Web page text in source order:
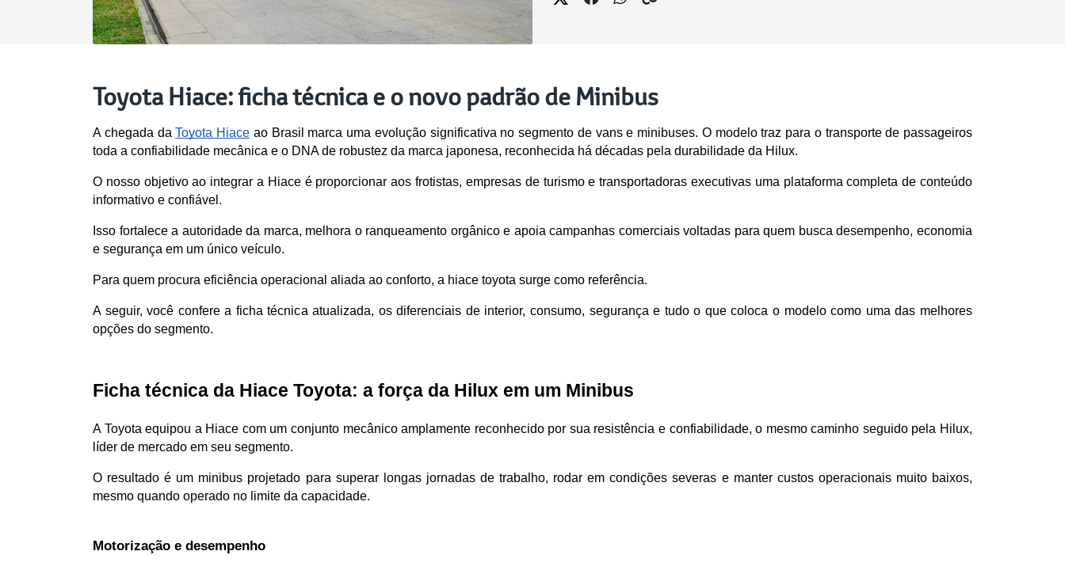
Toyota Hiace: ficha técnica e o novo padrão de Minibus
A chegada da Toyota Hiace ao Brasil marca uma evolução significativa no segmento de vans e minibuses. O modelo traz para o transporte de passageiros
toda a confiabilidade mecânica e o DNA de robustez da marca japonesa, reconhecida há décadas pela durabilidade da Hilux.
O nosso objetivo ao integrar a Hiace é proporcionar aos frotistas, empresas de turismo e transportadoras executivas uma plataforma completa de conteúdo
informativo e confiável.
Isso fortalece a autoridade da marca, melhora o ranqueamento orgânico e apoia campanhas comerciais voltadas para quem busca desempenho, economia
e segurança em um único veículo.
Para quem procura eficiência operacional aliada ao conforto, a hiace toyota surge como referência.
A seguir, você confere a ficha técnica atualizada, os diferenciais de interior, consumo, segurança e tudo o que coloca o modelo como uma das melhores
opções do segmento.
Ficha técnica da Hiace Toyota: a força da Hilux em um Minibus
A Toyota equipou a Hiace com um conjunto mecânico amplamente reconhecido por sua resistência e confiabilidade, o mesmo caminho seguido pela Hilux,
líder de mercado em seu segmento.
O resultado é um minibus projetado para superar longas jornadas de trabalho, rodar em condições severas e manter custos operacionais muito baixos,
mesmo quando operado no limite da capacidade.
Motorização e desempenho